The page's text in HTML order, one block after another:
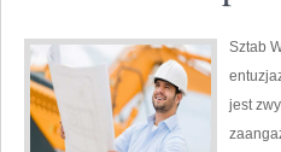
Sztab
jest